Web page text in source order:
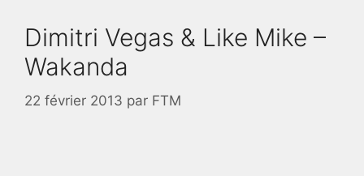
Dimitri Vegas & Like Mike –
Wakanda
22 février 2013 par FTM